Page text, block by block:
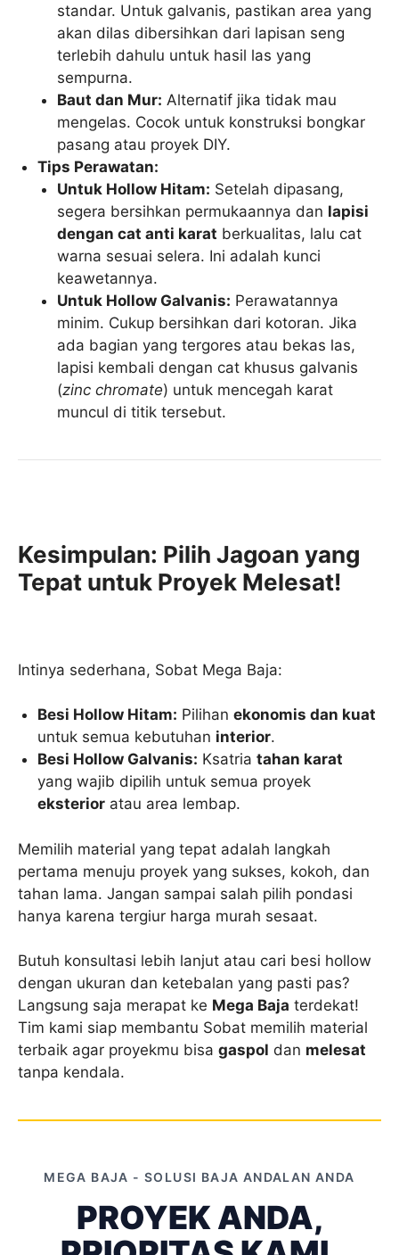
standar. Untuk galvanis, pastikan area yang
akan dilas dibersihkan dari lapisan seng
terlebih dahulu untuk hasil las yang
sempurna.
Baut dan Mur: Alternatif jika tidak mau
mengelas. Cocok untuk konstruksi bongkar
pasang atau proyek DIY.
Tips Perawatan:
Untuk Hollow Hitam: Setelah dipasang,
segera bersihkan permukaannya dan lapisi
dengan cat anti karat berkualitas, lalu cat
warna sesuai selera. Ini adalah kunci
keawetannya.
Untuk Hollow Galvanis: Perawatannya
minim. Cukup bersihkan dari kotoran. Jika
ada bagian yang tergores atau bekas las,
lapisi kembali dengan cat khusus galvanis
(zinc chromate) untuk mencegah karat
muncul di titik tersebut.
Kesimpulan: Pilih Jagoan yang
Tepat untuk Proyek Melesat!
Intinya sederhana, Sobat Mega Baja:
Besi Hollow Hitam: Pilihanekonomis dan kuat
untuk semua kebutuhan interior.
Besi Hollow Galvanis: Ksatriatahan karat
yang wajib dipilih untuk semua proyek
eksterior atau area lembap.
Memilih material yang tepat adalah langkah
pertama menuju proyek yang sukses, kokoh, dan
tahan lama. Jangan sampai salah pilih pondasi
hanya karena tergiur harga murah sesaat.
Butuh konsultasi lebih lanjut atau cari besi hollow
dengan ukuran dan ketebalan yang pasti pas?
Langsung saja merapat ke Mega Baja terdekat!
Tim kami siap membantu Sobat memilih material
terbaik agar proyekmu bisa gaspol dan melesat
tanpa kendala.
MEGA BAJA - SOLUSI BAJA ANDALAN ANDA
PROYEK ANDA,